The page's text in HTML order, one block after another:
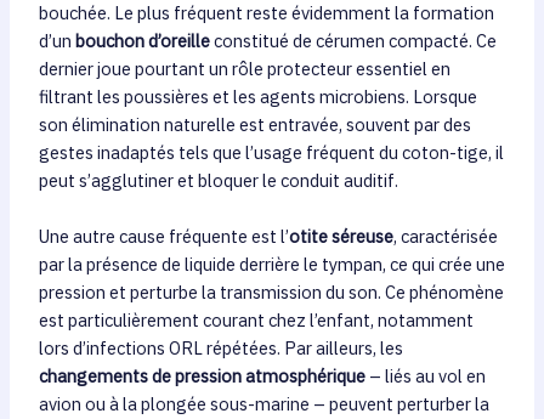
bouchée. Le plus fréquent reste évidemment la formation
d’un bouchon d’oreilleconstitué de cérumen compacté. Ce
dernier joue pourtant un rôle protecteur essentiel en
filtrant les poussières et les agents microbiens. Lorsque
son élimination naturelle est entravée, souvent par des
gestes inadaptés tels que l’usage fréquent du coton-tige, il
peut s’agglutiner et bloquer le conduit auditif.
Une autre cause fréquente est l’otite séreuse, caractérisée
par la présence de liquide derrière le tympan, ce qui crée une
pression et perturbe la transmission du son. Ce phénomène
est particulièrement courant chez l’enfant, notamment
lors d’infections ORL répétées. Par ailleurs, les
changements de pression atmosphérique– liés au vol en
avion ou à la plongée sous-marine – peuvent perturber la